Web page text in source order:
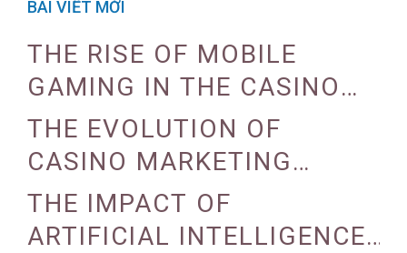
BÀI VIẾT MỚI
THE RISE OF MOBILE
GAMING IN THE CASINO
INDUSTRY
THE EVOLUTION OF
CASINO MARKETING
STRATEGIES
THE IMPACT OF
ARTIFICIAL INTELLIGENCE